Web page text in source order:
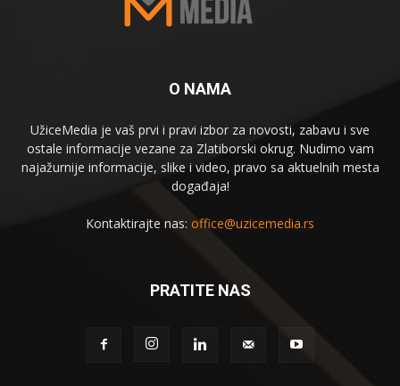
O NAMA
UžiceMedia je vaš prvi i pravi izbor za novosti, zabavu i sve
ostale informacije vezane za Zlatiborski okrug. Nudimo vam
najažurnije informacije, slike i video, pravo sa aktuelnih mesta
događaja!
Kontaktirajte nas: office@uzicemedia.rs
PRATITE NAS